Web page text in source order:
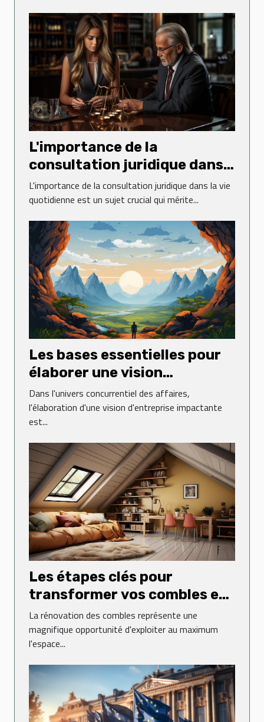
L'importance de la
consultation juridique dans
la vie quotidienne
L'importance de la consultation juridique dans la vie
quotidienne est un sujet crucial qui mérite...
Les bases essentielles pour
élaborer une vision
d'entreprise impactante
Dans l'univers concurrentiel des affaires,
l'élaboration d'une vision d'entreprise impactante
est...
Les étapes clés pour
transformer vos combles en
espace de vie
La rénovation des combles représente une
magnifique opportunité d'exploiter au maximum
l'espace...